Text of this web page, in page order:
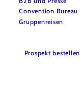
Convention Bureau
Gruppenreisen
Prospekt bestellen